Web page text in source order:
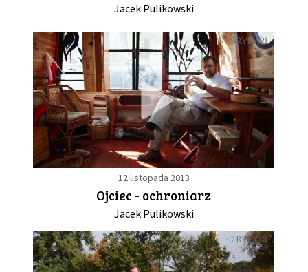
Jacek Pulikowski
12 listopada 2013
Ojciec - ochroniarz
Jacek Pulikowski